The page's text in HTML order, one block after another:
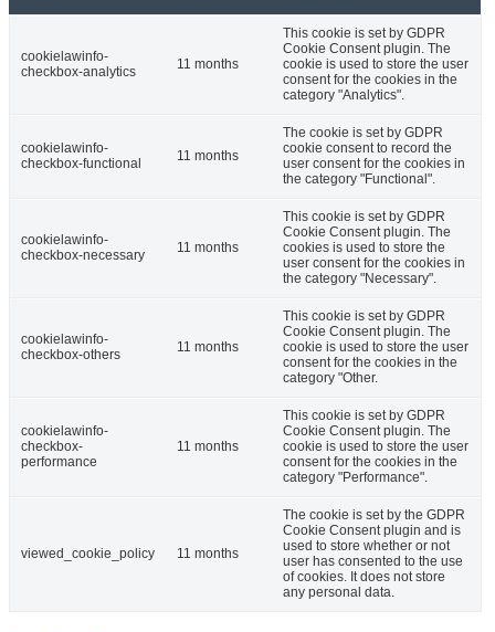
cookielawinfo-
checkbox-analytics
11 months
This cookie is set by GDPR
Cookie Consent plugin. The
cookie is used to store the user
consent for the cookies in the
category "Analytics".
cookielawinfo-
checkbox-functional
11 months
The cookie is set by GDPR
cookie consent to record the
user consent for the cookies in
the category "Functional".
cookielawinfo-
checkbox-necessary
11 months
This cookie is set by GDPR
Cookie Consent plugin. The
cookies is used to store the
user consent for the cookies in
the category "Necessary".
cookielawinfo-
checkbox-others
11 months
This cookie is set by GDPR
Cookie Consent plugin. The
cookie is used to store the user
consent for the cookies in the
category "Other.
cookielawinfo-
checkbox-
performance
11 months
This cookie is set by GDPR
Cookie Consent plugin. The
cookie is used to store the user
consent for the cookies in the
category "Performance".
viewed_cookie_policy 11 months
The cookie is set by the GDPR
Cookie Consent plugin and is
used to store whether or not
user has consented to the use
of cookies. It does not store
any personal data.